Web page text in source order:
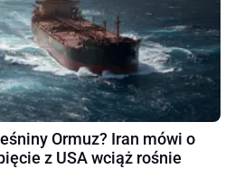
Ormuz? Iran mówi o
z USA wciąż rośnie